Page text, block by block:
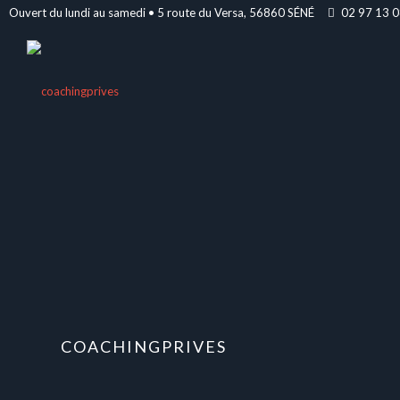
Ouvert du lundi au samedi • 5 route du Versa, 56860 SÉNÉ 02 97 13
COACHINGPRIVES